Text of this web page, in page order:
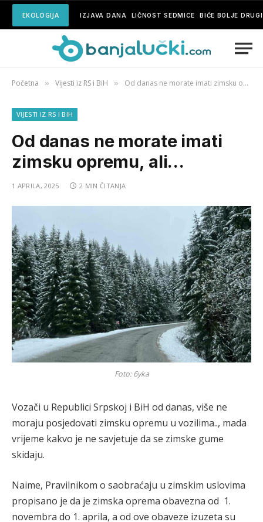
EKOLOGIJA IZJAVA DANA LIČNOST SEDMICE BIĆE BOLJE
Početna » Vijesti iz RS i BiH » Od danas ne morate imati zimsku opremu, ali…
VIJESTI IZ RS I BIH
Od danas ne morate imati
zimsku opremu, ali…
1 APRILA, 2025 2 MIN ČITANJA
Foto: 6yka
Vozači u Republici Srpskoj i BiH od danas, više ne
moraju posjedovati zimsku opremu u vozilima.., mada
vrijeme kakvo je ne savjetuje da se zimske gume
skidaju.
Naime, Pravilnikom o saobraćaju u zimskim uslovima
propisano je da je zimska oprema obavezna od 1.
novembra do 1. aprila, a od ove obaveze izuzeta su